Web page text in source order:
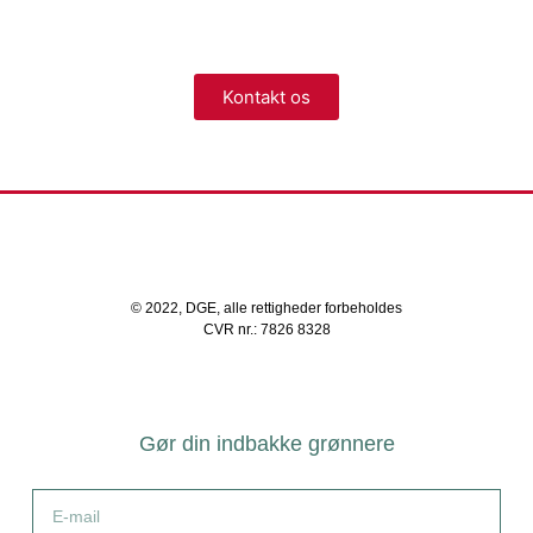
Kontakt os
© 2022, DGE, alle rettigheder forbeholdes
CVR nr.: 7826 8328
Gør din indbakke grønnere